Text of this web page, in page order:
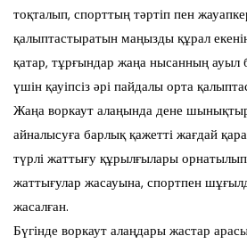
тоқталып, спорттың тәртіп пен
қалыптастыратын маңызды құрал
қатар, тұрғындар жаңа нысанның ауыл
үшін қауіпсіз әрі пайдалы орта
Жаңа воркаут алаңында дене
айналысуға барлық қажетті жағдай
түрлі жаттығу құрылғылары
жаттығулар жасауына, спортпен
жасалған.
Бүгінде воркаут алаңдары жастар